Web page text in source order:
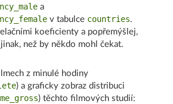
a
v tabulce countries.
koeficienty a popřemýšlej,
než by někdo mohl čekat.
z minulé hodiny
) a graficky zobraz distribuci
) těchto filmových studií: